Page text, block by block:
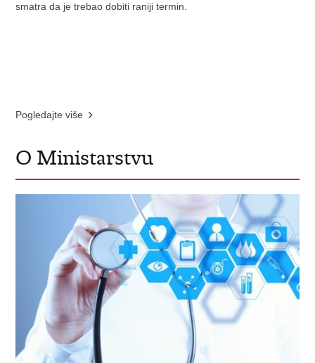
smatra da je trebao dobiti raniji termin.
Pogledajte više
O Ministarstvu